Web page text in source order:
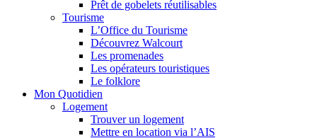
Prêt de gobelets réutilisables
Tourisme
L’Office du Tourisme
Découvrez Walcourt
Les promenades
Les opérateurs touristiques
Le folklore
Mon Quotidien
Logement
Trouver un logement
Mettre en location via l’AIS